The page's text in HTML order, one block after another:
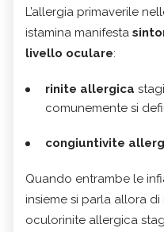
L’allergia primaverile
istamina manifesta
livello oculare:
rinite allergica
comunemente si
congiuntivite
Quando entrambe le
insieme si parla allora
oculorinite allergica